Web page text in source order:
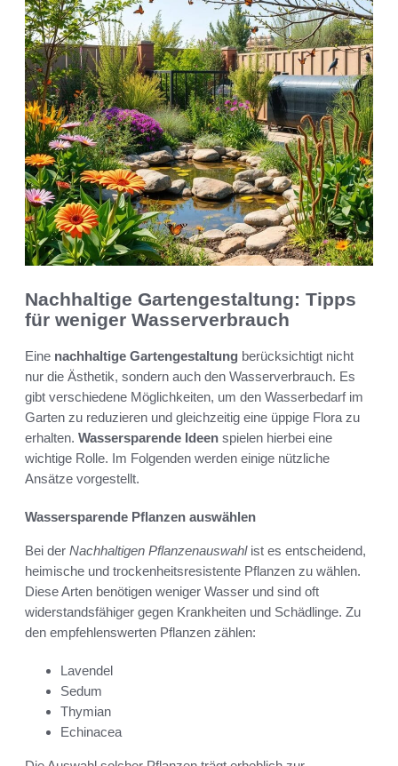
Nachhaltige Gartengestaltung: Tipps
für weniger Wasserverbrauch
Eine nachhaltige Gartengestaltung berücksichtigt nicht
nur die Ästhetik, sondern auch den Wasserverbrauch. Es
gibt verschiedene Möglichkeiten, um den Wasserbedarf im
Garten zu reduzieren und gleichzeitig eine üppige Flora zu
erhalten. Wassersparende Ideen spielen hierbei eine
wichtige Rolle. Im Folgenden werden einige nützliche
Ansätze vorgestellt.
Wassersparende Pflanzen auswählen
Bei der Nachhaltigen Pflanzenauswahlist es entscheidend,
heimische und trockenheitsresistente Pflanzen zu wählen.
Diese Arten benötigen weniger Wasser und sind oft
widerstandsfähiger gegen Krankheiten und Schädlinge. Zu
den empfehlenswerten Pflanzen zählen:
Lavendel
Sedum
Thymian
Echinacea